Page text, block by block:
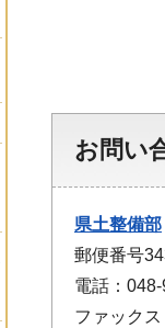
お問い
県土整備部
郵便番号
電話：
ファック